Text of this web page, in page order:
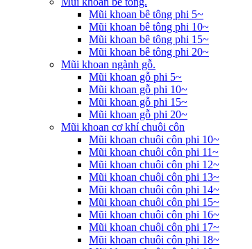
Mũi khoan bê tông phi 5~
Mũi khoan bê tông phi 10~
Mũi khoan bê tông phi 15~
Mũi khoan bê tông phi 20~
Mũi khoan ngành gỗ.
Mũi khoan gỗ phi 5~
Mũi khoan gỗ phi 10~
Mũi khoan gỗ phi 15~
Mũi khoan gỗ phi 20~
Mũi khoan cơ khí chuôi côn
Mũi khoan chuôi côn phi 10~
Mũi khoan chuôi côn phi 11~
Mũi khoan chuôi côn phi 12~
Mũi khoan chuôi côn phi 13~
Mũi khoan chuôi côn phi 14~
Mũi khoan chuôi côn phi 15~
Mũi khoan chuôi côn phi 16~
Mũi khoan chuôi côn phi 17~
Mũi khoan chuôi côn phi 18~